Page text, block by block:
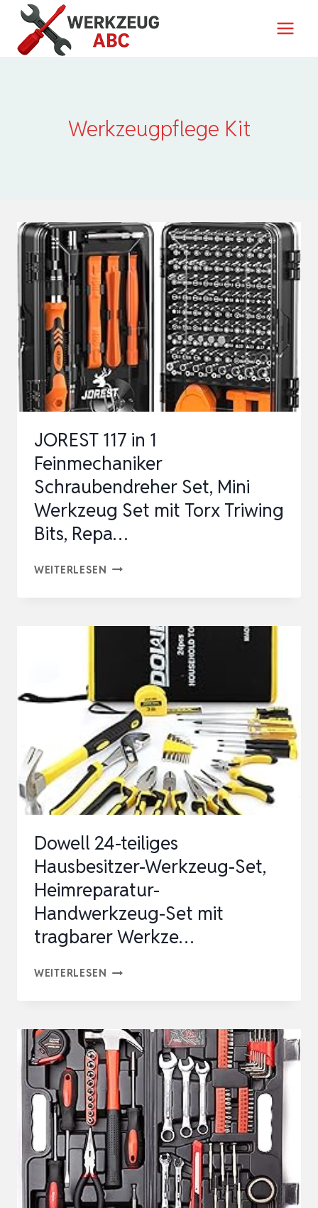
Zum
Inhalt
springen
Werkzeugpflege Kit
JOREST 117 in 1
Feinmechaniker
Schraubendreher Set, Mini
Werkzeug Set mit Torx Triwing
Bits, Repa…
WEITERLESEN JOREST
FEINMECHANIKER
SCHRAUBENDREHER
MINI
WERKZEUG
SET
MIT
TORX
BITS,
REPA…
Dowell 24-teiliges
Hausbesitzer-Werkzeug-Set,
Heimreparatur-
Handwerkzeug-Set mit
tragbarer Werkze…
WEITERLESEN DOWELL
HAUSBESITZER-
WERKZEUG-
SET,
HEIMREPARATUR-
HANDWERKZEUG-
SET
MIT
TRAGBARER